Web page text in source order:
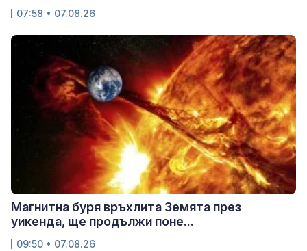
07:58 • 07.08.26
Магнитна буря връхлита Земята през
уикенда, ще продължи поне...
09:50 • 07.08.26